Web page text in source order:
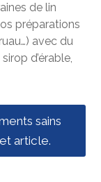
de lin
préparations
avec du
d’érable,
sains
article.